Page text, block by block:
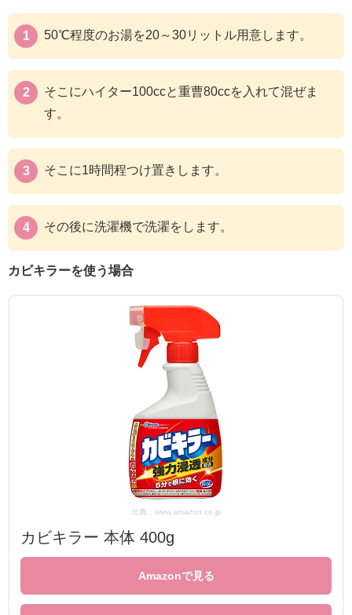
50℃程度のお湯を20～30リットル用意します。
そこにハイター100ccと重曹80ccを入れて混ぜま
す。
そこに1時間程つけ置きします。
その後に洗濯機で洗濯をします。
カビキラーを使う場合
出典：www.amazon.co.jp
カビキラー 本体 400g
Amazonで見る